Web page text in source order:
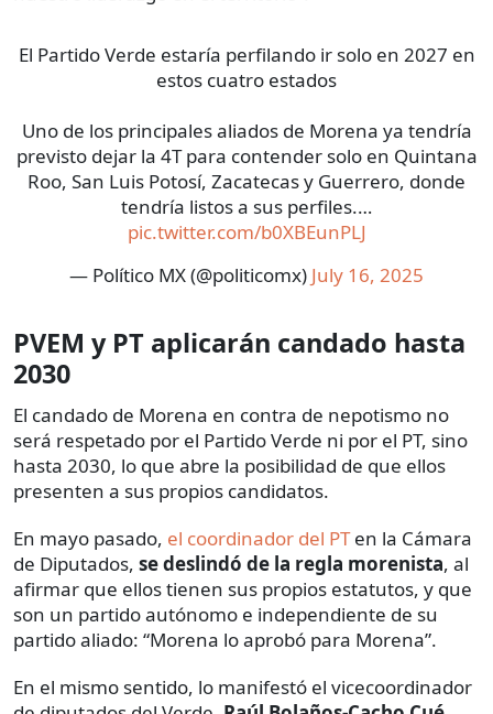
El Partido Verde estaría perfilando ir solo en 2027 en
estos cuatro estados
Uno de los principales aliados de Morena ya tendría
previsto dejar la 4T para contender solo en Quintana
Roo, San Luis Potosí, Zacatecas y Guerrero, donde
tendría listos a sus perfiles.…
pic.twitter.com/b0XBEunPLJ
— Político MX (@politicomx) July 16, 2025
PVEM y PT aplicarán candado hasta
2030
El candado de Morena en contra de nepotismo no
será respetado por el Partido Verde ni por el PT, sino
hasta 2030, lo que abre la posibilidad de que ellos
presenten a sus propios candidatos.
En mayo pasado, el coordinador del PTen la Cámara
de Diputados, se deslindó de la regla morenista, al
afirmar que ellos tienen sus propios estatutos, y que
son un partido autónomo e independiente de su
partido aliado: “Morena lo aprobó para Morena”.
En el mismo sentido, lo manifestó el vicecoordinador